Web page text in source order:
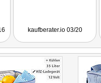
kaufberater.io 03/20